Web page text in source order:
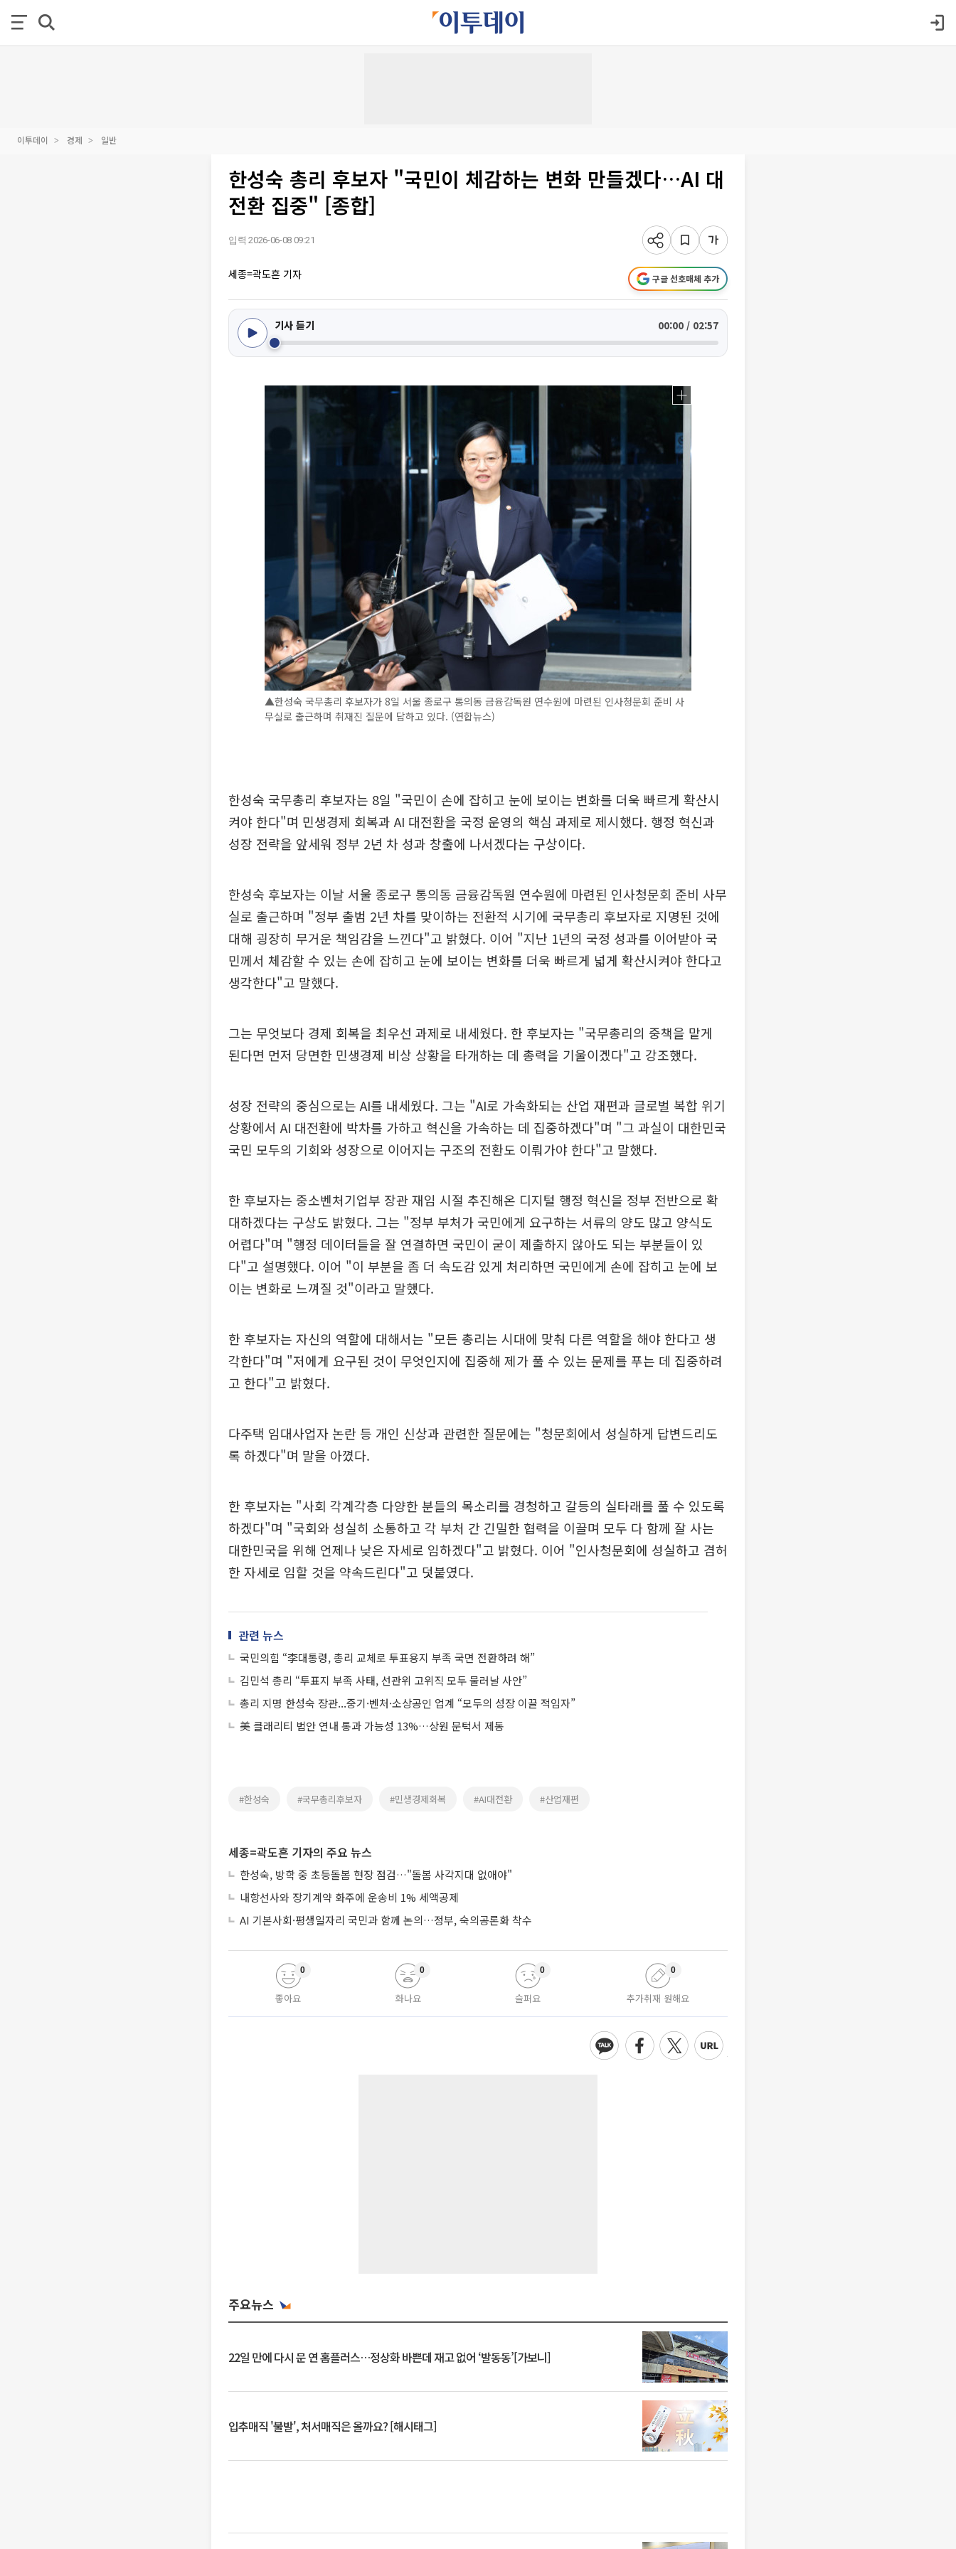
이투데이 경제 일반
한성숙 총리 후보자 "국민이 체감하는 변화 만들겠다…AI 대
전환 집중" [종합]
입력 2026-06-08 09:21
세종=곽도흔 기자 구글 선호매체 추가
기사 듣기 00:00 / 02:57
▲한성숙 국무총리 후보자가 8일 서울 종로구 통의동 금융감독원 연수원에 마련된 인사청문회 준비 사
무실로 출근하며 취재진 질문에 답하고 있다. (연합뉴스)
한성숙 국무총리 후보자는 8일 "국민이 손에 잡히고 눈에 보이는 변화를 더욱 빠르게 확산시
켜야 한다"며 민생경제 회복과 AI 대전환을 국정 운영의 핵심 과제로 제시했다. 행정 혁신과
성장 전략을 앞세워 정부 2년 차 성과 창출에 나서겠다는 구상이다.
한성숙 후보자는 이날 서울 종로구 통의동 금융감독원 연수원에 마련된 인사청문회 준비 사무
실로 출근하며 "정부 출범 2년 차를 맞이하는 전환적 시기에 국무총리 후보자로 지명된 것에
대해 굉장히 무거운 책임감을 느낀다"고 밝혔다. 이어 "지난 1년의 국정 성과를 이어받아 국
민께서 체감할 수 있는 손에 잡히고 눈에 보이는 변화를 더욱 빠르게 넓게 확산시켜야 한다고
생각한다"고 말했다.
그는 무엇보다 경제 회복을 최우선 과제로 내세웠다. 한 후보자는 "국무총리의 중책을 맡게
된다면 먼저 당면한 민생경제 비상 상황을 타개하는 데 총력을 기울이겠다"고 강조했다.
성장 전략의 중심으로는 AI를 내세웠다. 그는 "AI로 가속화되는 산업 재편과 글로벌 복합 위기
상황에서 AI 대전환에 박차를 가하고 혁신을 가속하는 데 집중하겠다"며 "그 과실이 대한민국
국민 모두의 기회와 성장으로 이어지는 구조의 전환도 이뤄가야 한다"고 말했다.
한 후보자는 중소벤처기업부 장관 재임 시절 추진해온 디지털 행정 혁신을 정부 전반으로 확
대하겠다는 구상도 밝혔다. 그는 "정부 부처가 국민에게 요구하는 서류의 양도 많고 양식도
어렵다"며 "행정 데이터들을 잘 연결하면 국민이 굳이 제출하지 않아도 되는 부분들이 있
다"고 설명했다. 이어 "이 부분을 좀 더 속도감 있게 처리하면 국민에게 손에 잡히고 눈에 보
이는 변화로 느껴질 것"이라고 말했다.
한 후보자는 자신의 역할에 대해서는 "모든 총리는 시대에 맞춰 다른 역할을 해야 한다고 생
각한다"며 "저에게 요구된 것이 무엇인지에 집중해 제가 풀 수 있는 문제를 푸는 데 집중하려
고 한다"고 밝혔다.
다주택 임대사업자 논란 등 개인 신상과 관련한 질문에는 "청문회에서 성실하게 답변드리도
록 하겠다"며 말을 아꼈다.
한 후보자는 "사회 각계각층 다양한 분들의 목소리를 경청하고 갈등의 실타래를 풀 수 있도록
하겠다"며 "국회와 성실히 소통하고 각 부처 간 긴밀한 협력을 이끌며 모두 다 함께 잘 사는
대한민국을 위해 언제나 낮은 자세로 임하겠다"고 밝혔다. 이어 "인사청문회에 성실하고 겸허
한 자세로 임할 것을 약속드린다"고 덧붙였다.
관련 뉴스
국민의힘 “李대통령, 총리 교체로 투표용지 부족 국면 전환하려 해”
김민석 총리 “투표지 부족 사태, 선관위 고위직 모두 물러날 사안”
총리 지명 한성숙 장관...중기·벤처·소상공인 업계 “모두의 성장 이끌 적임자”
美 클래리티 법안 연내 통과 가능성 13%…상원 문턱서 제동
#한성숙 #국무총리후보자 #민생경제회복 #AI대전환 #산업재편
세종=곽도흔 기자의 주요 뉴스
한성숙, 방학 중 초등돌봄 현장 점검…"돌봄 사각지대 없애야"
내항선사와 장기계약 화주에 운송비 1% 세액공제
AI 기본사회·평생일자리 국민과 함께 논의…정부, 숙의공론화 착수
좋아요
0
화나요
0
슬퍼요
0
추가취재 원해요
0
주요뉴스
22일 만에 다시 문 연 홈플러스…정상화 바쁜데 재고 없어 ‘발동동’[가보니]
입추매직 '불발', 처서매직은 올까요? [해시태그]